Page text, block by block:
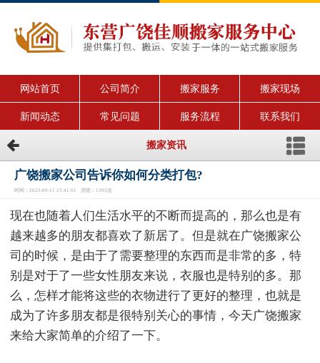
网站首页 公司简介 搬家服务 搬家现场
新闻动态 常见问题 服务流程 联系我们
搬家资讯
广饶搬家公司告诉你如何分类打包?
时间：2023-09-15 15:41:01 浏览：1395次
现在也随着人们生活水平的不断而提高的，那么也是有
越来越多的朋友都喜欢了新居了。但是就在广饶搬家公
司的时候，是由于了需要整理的东西而是非常的多，特
别是对于了一些女性朋友来说，衣服也是特别的多。那
么，怎样才能将这些的衣物进行了更好的整理，也就是
成为了许多朋友都是很特别关心的事情，今天广饶搬家
来给大家简单的介绍了一下。